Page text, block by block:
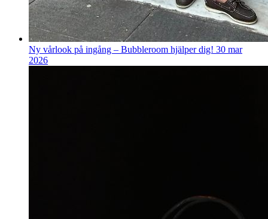
Ny vårlook på ingång – Bubbleroom hjälper dig! 30 mar
2026